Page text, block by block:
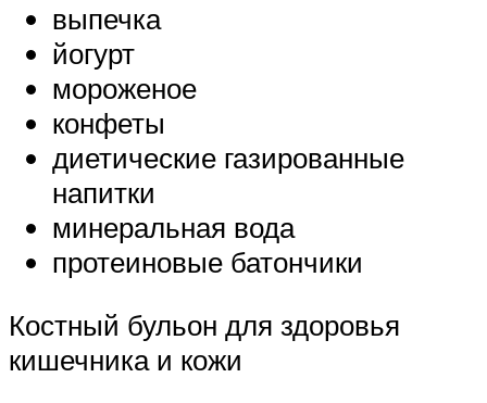
выпечка
йогурт
мороженое
конфеты
диетические газированные
напитки
минеральная вода
протеиновые батончики
Костный бульон для здоровья
кишечника и кожи